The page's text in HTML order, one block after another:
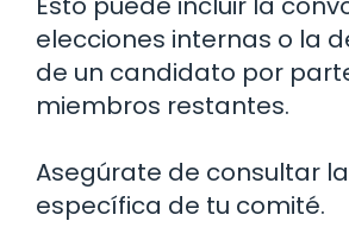
elecciones internas o la
de un candidato por
miembros restantes.
Asegúrate de consultar
específica de tu comité.